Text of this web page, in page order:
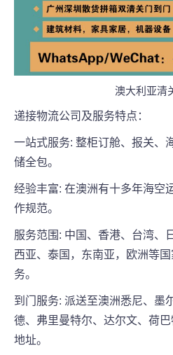
澳大利亚清
递接物流公司及服务特点：
一站式服务: 整柜订舱、报关、
储全包。
经验丰富: 在澳洲有十多年海空
作规范。
服务范围: 中国、香港、台湾、
西亚、泰国，东南亚，欧洲等
务。
到门服务: 派送至澳洲悉尼、墨
德、弗里曼特尔、达尔文、荷
地址。